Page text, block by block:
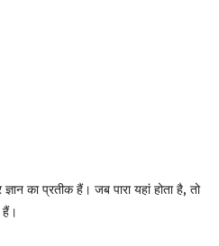
का प्रतीक हैं। जब पारा यहां होता है, तो